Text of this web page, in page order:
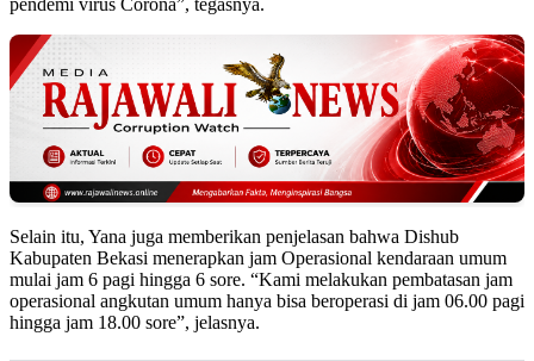
pendemi virus Corona”, tegasnya.
Selain itu, Yana juga memberikan penjelasan bahwa Dishub
Kabupaten Bekasi menerapkan jam Operasional kendaraan umum
mulai jam 6 pagi hingga 6 sore. “Kami melakukan pembatasan jam
operasional angkutan umum hanya bisa beroperasi di jam 06.00 pagi
hingga jam 18.00 sore”, jelasnya.